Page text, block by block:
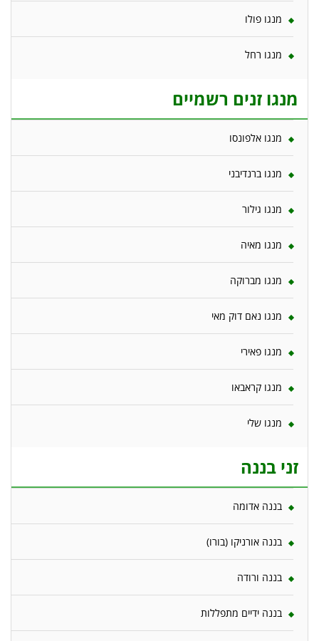
מנגו פולו
מנגו רחל
מנגו זנים רשמיים
מנגו אלפונסו
מנגו ברנדיבני
מנגו גילור
מנגו מאיה
מנגו מברוקה
מנגו נאם דוק מאי
מנגו פאירי
מנגו קראבאו
מנגו שלי
זני בננה
בננה אדומה
בננה אורניקו (בורו)
בננה ורודה
בננה ידיים מתפללות